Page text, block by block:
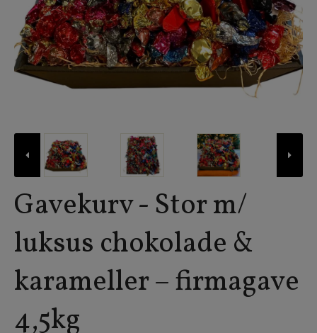
Gavekurv - Stor m/
luksus chokolade &
karameller – firmagave
4,5kg